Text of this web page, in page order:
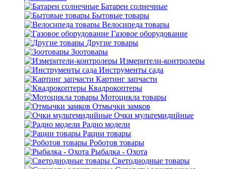
Батареи солнечные
Бытовые товары
Велосипеда товары
Газовое оборудование
Другие товары
Зоотовары
Измерители-контролеры
Инструменты сада
Картинг запчасти
Квадрокоптеры
Мотоцикла товары
Отмычки замков
Очки мультемидийные
Радио модели
Рации товары
Роботов товары
Рыбалка - Охота
Светодиодные товары